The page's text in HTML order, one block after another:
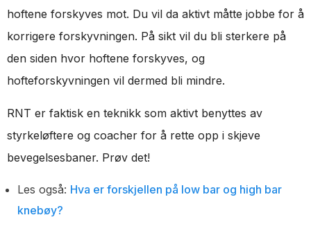
hoftene forskyves mot. Du vil da aktivt måtte jobbe for å
korrigere forskyvningen. På sikt vil du bli sterkere på
den siden hvor hoftene forskyves, og
hofteforskyvningen vil dermed bli mindre.
RNT er faktisk en teknikk som aktivt benyttes av
styrkeløftere og coacher for å rette opp i skjeve
bevegelsesbaner. Prøv det!
Les også: Hva er forskjellen på low bar og high bar
knebøy?